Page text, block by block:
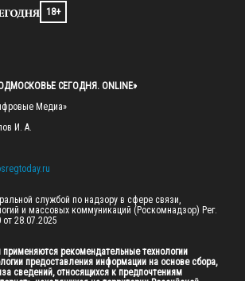
18+
СЕГОДНЯ. ONLINE»
Медиа»
И. А.
службой по надзору в сфере связи,
и массовых коммуникаций (Роскомнадзор) Рег.
28.07.2025
рекомендательные технологии
предоставления информации на основе сбора,
сведений, относящихся к предпочтениям